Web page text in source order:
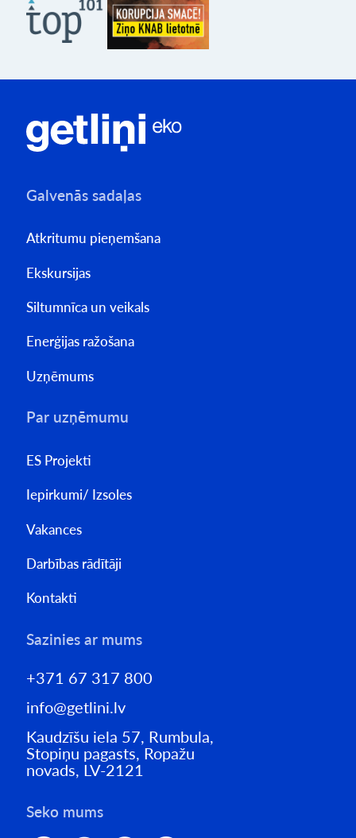
Galvenās sadaļas
Atkritumu pieņemšana
Ekskursijas
Siltumnīca un veikals
Enerģijas ražošana
Uzņēmums
Par uzņēmumu
ES Projekti
Iepirkumi/ Izsoles
Vakances
Darbības rādītāji
Kontakti
Sazinies ar mums
+371 67 317 800
info@getlini.lv
Kaudzīšu iela 57, Rumbula,
Stopiņu pagasts, Ropažu
novads, LV-2121
Seko mums